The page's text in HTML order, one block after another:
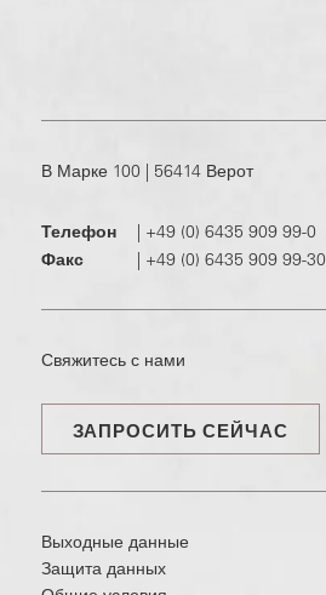
В Марке 100 | 56414 Верот
Телефон | +49 (0) 6435 909 99-0
Факс
| +49 (0) 6435 909 99-30
Свяжитесь с нами
ЗАПРОСИТЬ СЕЙЧАС
Выходные данные
Защита данных